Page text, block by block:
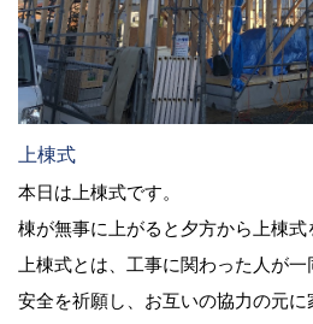
上棟式
本日は上棟式です。
棟が無事に上がると夕方から上棟式
上棟式とは、工事に関わった人が
安全を祈願し、お互いの協力の元に